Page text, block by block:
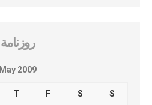
روزنامة
May 2009
T F S S